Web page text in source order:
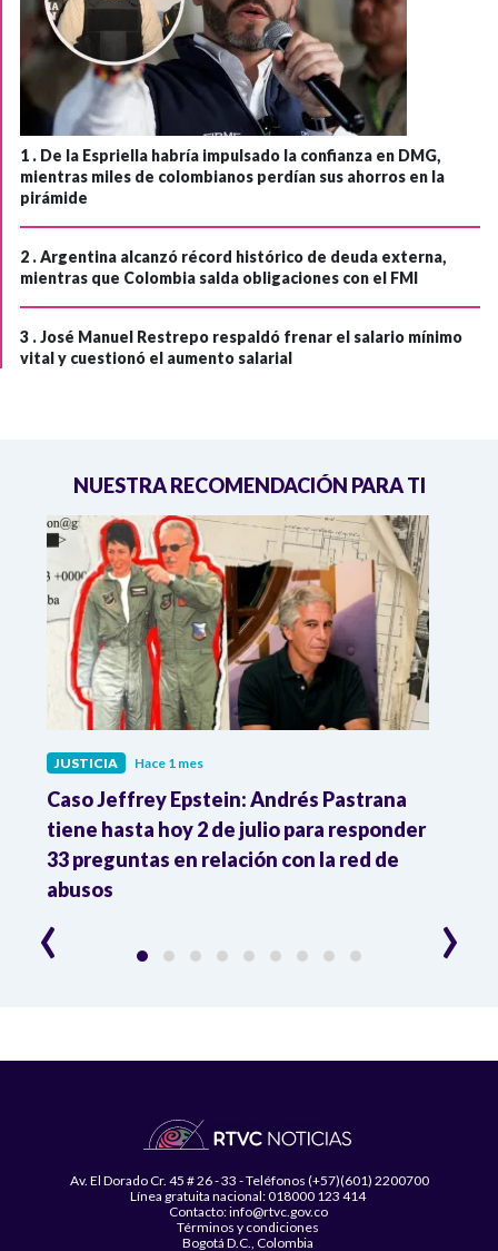
1 . De la Espriella habría impulsado la confianza en DMG,
mientras miles de colombianos perdían sus ahorros en la
pirámide
2 .Argentina alcanzó récord histórico de deuda externa,
mientras que Colombia salda obligaciones con el FMI
3 .José Manuel Restrepo respaldó frenar el salario mínimo
vital y cuestionó el aumento salarial
NUESTRA RECOMENDACIÓN PARA TI
JUSTICIA Hace 1 mes
Caso Jeffrey Epstein: Andrés Pastrana
tiene hasta hoy 2 de julio para responder
33 preguntas en relación con la red de
abusos
‹ ›
Av. El Dorado Cr. 45 # 26 - 33 - Teléfonos (+57)(601) 2200700
Línea gratuita nacional: 018000 123 414
Contacto: info@rtvc.gov.co
Términos y condiciones
Bogotá D.C., Colombia